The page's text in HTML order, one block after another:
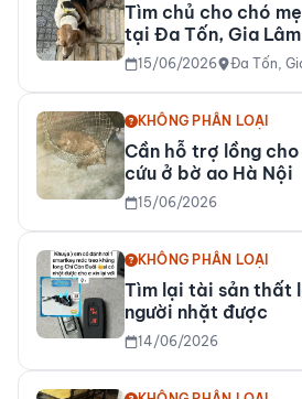
Tìm chủ cho chó
tại Đa Tốn, Gia Lâm
15/06/2026 Đa Tốn,
KHÔNG PHÂN LOẠI
Cần hỗ trợ lồng
cứu ở bờ ao Hà Nội
15/06/2026
KHÔNG PHÂN LOẠI
Tìm lại tài sản thất
người nhặt được
14/06/2026